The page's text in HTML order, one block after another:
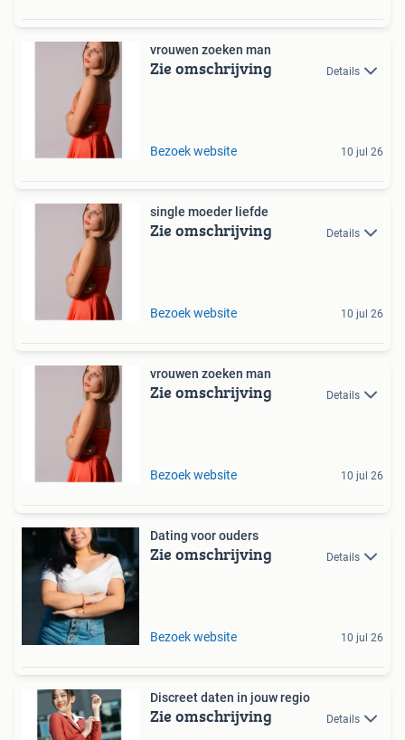
vrouwen zoeken man
Zie omschrijving Details
Bezoek website 10 jul 26
single moeder liefde
Zie omschrijving Details
Bezoek website 10 jul 26
vrouwen zoeken man
Zie omschrijving Details
Bezoek website 10 jul 26
Dating voor ouders
Zie omschrijving Details
Bezoek website 10 jul 26
Discreet daten in jouw regio
Zie omschrijving Details